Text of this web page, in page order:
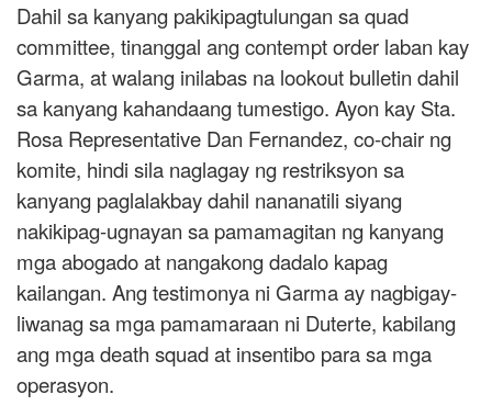
Dahil sa kanyang pakikipagtulungan sa quad
committee, tinanggal ang contempt order laban kay
Garma, at walang inilabas na lookout bulletin dahil
sa kanyang kahandaang tumestigo. Ayon kay Sta.
Rosa Representative Dan Fernandez, co-chair ng
komite, hindi sila naglagay ng restriksyon sa
kanyang paglalakbay dahil nananatili siyang
nakikipag-ugnayan sa pamamagitan ng kanyang
mga abogado at nangakong dadalo kapag
kailangan. Ang testimonya ni Garma ay nagbigay-
liwanag sa mga pamamaraan ni Duterte, kabilang
ang mga death squad at insentibo para sa mga
operasyon.